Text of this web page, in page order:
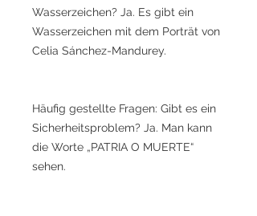
Wasserzeichen? Ja. Es gibt ein
Wasserzeichen mit dem Porträt von
Celia Sánchez-Mandurey.
Häufig gestellte Fragen: Gibt es ein
Sicherheitsproblem? Ja. Man kann
die Worte „PATRIA O MUERTE“
sehen.